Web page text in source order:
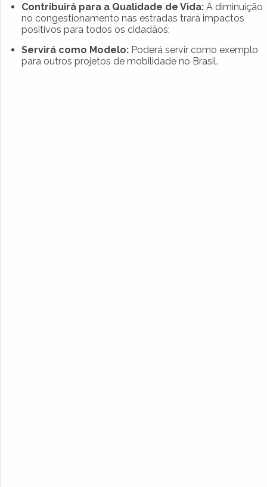
Contribuirá para a Qualidade de Vida: A diminuição
no congestionamento nas estradas trará impactos
positivos para todos os cidadãos;
Servirá como Modelo: Poderá servir como exemplo
para outros projetos de mobilidade no Brasil.